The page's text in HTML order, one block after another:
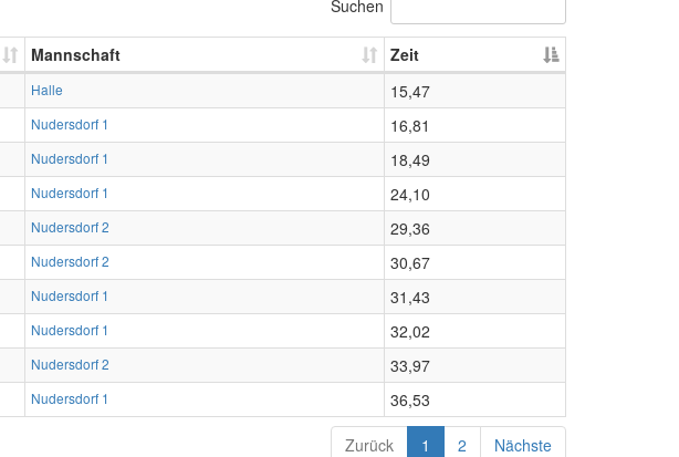
Suchen
Mannschaft
Zeit
Halle
15,47
Nudersdorf 1
16,81
Nudersdorf 1
18,49
Nudersdorf 1
24,10
Nudersdorf 2
29,36
Nudersdorf 2
30,67
Nudersdorf 1
31,43
Nudersdorf 1
32,02
Nudersdorf 2
33,97
Nudersdorf 1
36,53
Zurück 1 2 Nächste